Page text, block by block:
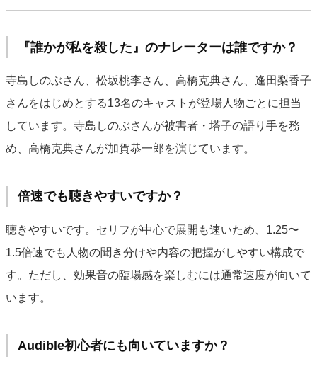
『誰かが私を殺した』のナレーターは誰ですか？
寺島しのぶさん、松坂桃李さん、高橋克典さん、逢田梨香子
さんをはじめとする13名のキャストが登場人物ごとに担当
しています。寺島しのぶさんが被害者・塔子の語り手を務
め、高橋克典さんが加賀恭一郎を演じています。
倍速でも聴きやすいですか？
聴きやすいです。セリフが中心で展開も速いため、1.25〜
1.5倍速でも人物の聞き分けや内容の把握がしやすい構成で
す。ただし、効果音の臨場感を楽しむには通常速度が向いて
います。
Audible初心者にも向いていますか？